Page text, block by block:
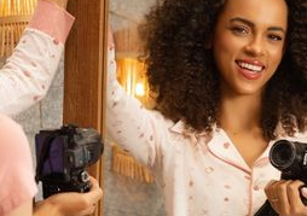
INÍCIO OUTLET 🏷️